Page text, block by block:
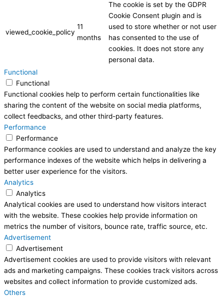
viewed_cookie_policy
11
months
The cookie is set by the GDPR
Cookie Consent plugin and is
used to store whether or not user
has consented to the use of
cookies. It does not store any
personal data.
Functional
Functional
Functional cookies help to perform certain functionalities like
sharing the content of the website on social media platforms,
collect feedbacks, and other third-party features.
Performance
Performance
Performance cookies are used to understand and analyze the key
performance indexes of the website which helps in delivering a
better user experience for the visitors.
Analytics
Analytics
Analytical cookies are used to understand how visitors interact
with the website. These cookies help provide information on
metrics the number of visitors, bounce rate, traffic source, etc.
Advertisement
Advertisement
Advertisement cookies are used to provide visitors with relevant
ads and marketing campaigns. These cookies track visitors across
websites and collect information to provide customized ads.
Others